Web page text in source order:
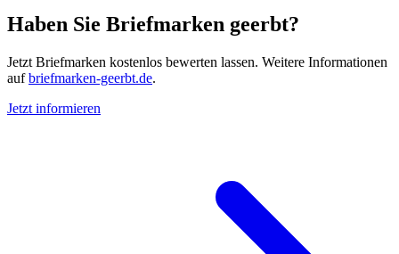
Haben Sie Briefmarken geerbt?
Jetzt Briefmarken kostenlos bewerten lassen. Weitere Informationen
aufbriefmarken-geerbt.de.
Jetzt informieren